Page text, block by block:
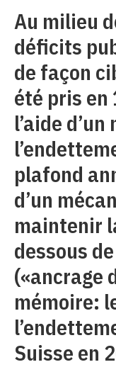
Au milieu
déficits
de façon
été pris
l’aide
plafond
d’un
maintenir
dessous
(«ancrage
mémoire:
Suisse en